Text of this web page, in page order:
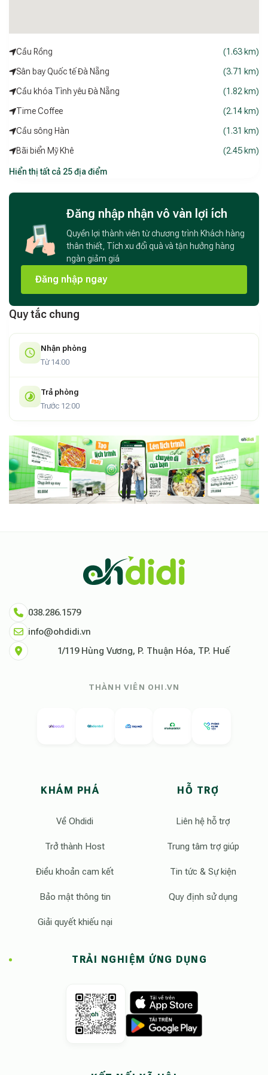
Cầu Rồng (1.63 km)
Sân bay Quốc tế Đà Nẵng (3.71 km)
Cầu khóa Tình yêu Đà Nẵng (1.82 km)
Time Coffee (2.14 km)
Cầu sông Hàn (1.31 km)
Bãi biển Mỹ Khê (2.45 km)
Hiển thị tất cả 25 địa điểm
Đăng nhập nhận vô vàn lợi ích
Quyền lợi thành viên từ chương trình Khách hàng
thân thiết, Tích xu đổi quà và tận hưởng hàng
ngàn giảm giá
Đăng nhập ngay
Quy tắc chung
Nhận phòng
Từ 14:00
Trả phòng
Trước 12:00
038.286.1579
info@ohdidi.vn
1/119 Hùng Vương, P. Thuận Hóa, TP. Huế
THÀNH VIÊN OHI.VN
KHÁM PHÁ
Về Ohdidi
Trở thành Host
Điều khoản cam kết
Bảo mật thông tin
Giải quyết khiếu nại
HỖ TRỢ
Liên hệ hỗ trợ
Trung tâm trợ giúp
Tin tức & Sự kiện
Quy định sử dụng
TRẢI NGHIỆM ỨNG DỤNG